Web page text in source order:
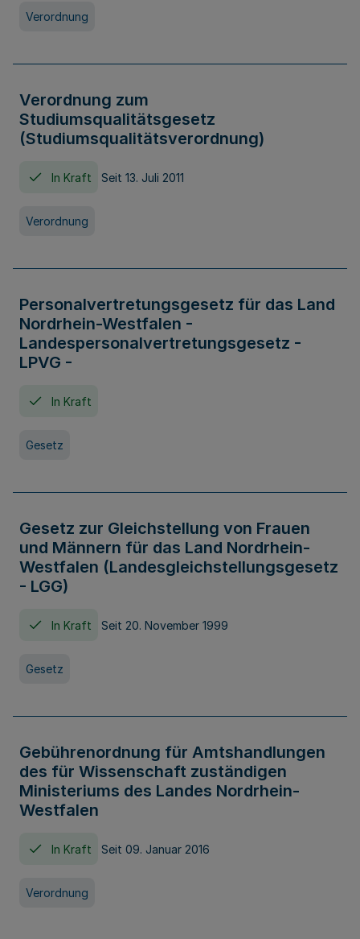
Verordnung
Verordnung zum
Studiumsqualitätsgesetz
(Studiumsqualitätsverordnung)
In Kraft Seit 13. Juli 2011
Verordnung
Personalvertretungsgesetz für das Land
Nordrhein-Westfalen -
Landespersonalvertretungsgesetz -
LPVG -
In Kraft
Gesetz
Gesetz zur Gleichstellung von Frauen
und Männern für das Land Nordrhein-
Westfalen (Landesgleichstellungsgesetz
- LGG)
In Kraft Seit 20. November 1999
Gesetz
Gebührenordnung für Amtshandlungen
des für Wissenschaft zuständigen
Ministeriums des Landes Nordrhein-
Westfalen
In Kraft Seit 09. Januar 2016
Verordnung